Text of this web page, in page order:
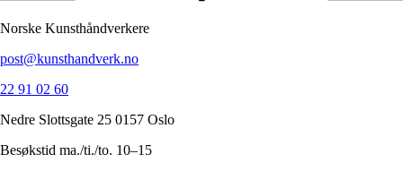
Norske Kunsthåndverkere
post@kunsthandverk.no
22 91 02 60
Nedre Slottsgate 25 0157 Oslo
Besøkstid ma./ti./to. 10–15